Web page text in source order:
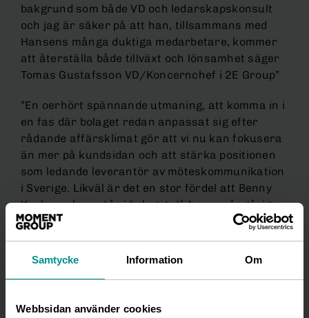
Samtycke Information Om
Webbsidan använder cookies
bakgrund som både VD och ledarskapskonsult
och jag är säker på att han, tillsammans med
Hansens många duktiga medarbetare, kommer
att återställa både tillväxt och lönsamhet säger
Tomas Gustafsson VD/Koncernchef i 2E Group”
”En oerhört spännande utmaning, att komma in i
en fas där bolaget redan anpassat sig efter
rådande affärsklimat gör att vi nu kan fokusera
än mer på kundsidan och att stärka positionen
som ledande leverantör av möteskommunikation
i Sverige. Likväl är det en stor fördel att Benny
Karlsson kvarstår i bolaget då hans mångåriga
erfarenhet från bolaget och branschen
säkerställer att vi inte tappar viktig kompetens,
säger Niclas Linnér”.